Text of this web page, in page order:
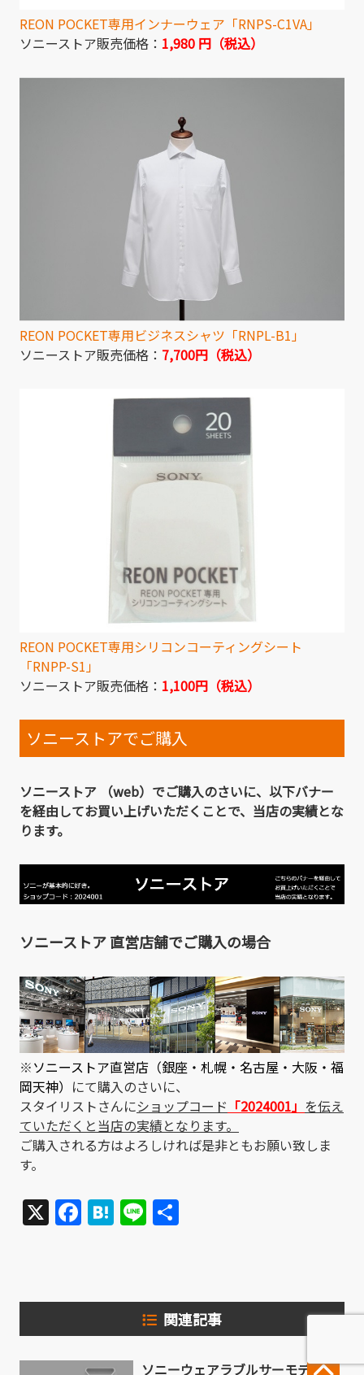
REON POCKET専用インナーウェア「RNPS-C1VA」
ソニーストア販売価格： 1,980 円（税込）
REON POCKET専用ビジネスシャツ「RNPL-B1」
ソニーストア販売価格： 7,700円（税込）
REON POCKET専用シリコンコーティングシート
「RNPP-S1」
ソニーストア販売価格： 1,100円（税込）
ソニーストアでご購入
ソニーストア （web）でご購入のさいに、以下バナー
を経由してお買い上げいただくことで、当店の実績とな
ります。
ソニーストア 直営店舗でご購入の場合
※ソニーストア直営店（銀座・札幌・名古屋・大阪・福
岡天神） にて購入のさいに、
スタイリストさんにショップコード 「2024001」 を伝え
ていただくと当店の実績となります。
ご購入される方はよろしければ是非ともお願い致しま
す。
X Facebook
Hatena
Line
関連記事
ソニーウェアラブルサーモデバイ